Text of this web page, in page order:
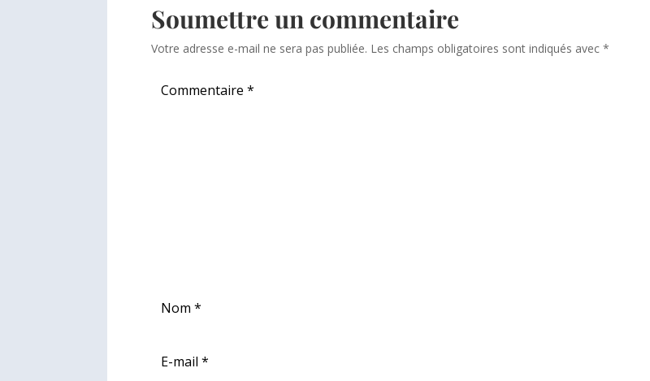
Soumettre un commentaire
Votre adresse e-mail ne sera pas publiée. Les champs obligatoires sont indiqués avec *